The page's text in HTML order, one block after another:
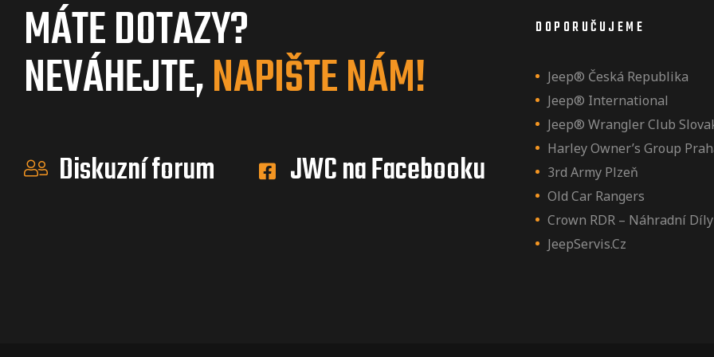
MÁTE DOTAZY?
NEVÁHEJTE,NAPIŠTE NÁM!
Diskuzní forum JWC na Facebooku
DOPORUČUJEME
Jeep® Česká Republika
Jeep® International
Jeep® Wrangler Club
Harley Owner’s Group
3rd Army Plzeň
Old Car Rangers
Crown RDR – Náhradní Díly
JeepServis.cz